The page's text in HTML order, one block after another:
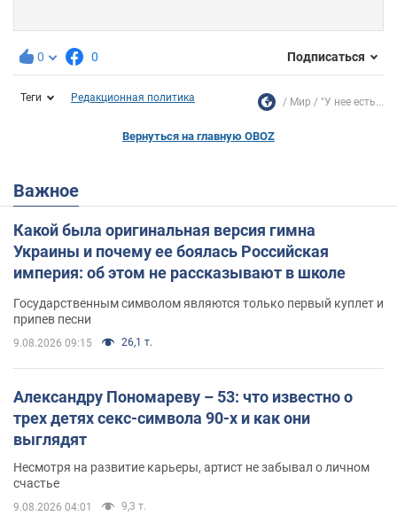
0 0 Подписаться
Теги Редакционная политика Мир "У нее есть...
Вернуться на главную OBOZ
Важное
Какой была оригинальная версия гимна
Украины и почему ее боялась Российская
империя: об этом не рассказывают в школе
Государственным символом являются только первый куплет и
припев песни
9.08.2026 09:15 26,1 т.
Александру Пономареву – 53: что известно о
трех детях секс-символа 90-х и как они
выглядят
Несмотря на развитие карьеры, артист не забывал о личном
счастье
9.08.2026 04:01 9,3 т.